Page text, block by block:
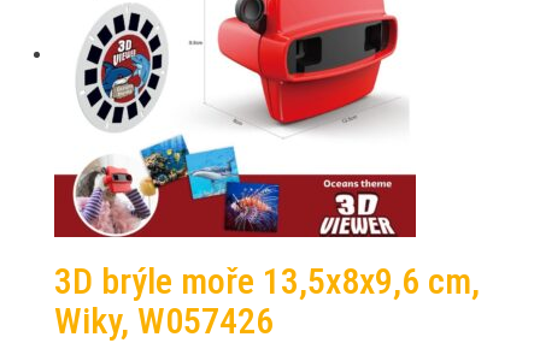
3D brýle moře 13,5x8x9,6 cm,
Wiky, W057426